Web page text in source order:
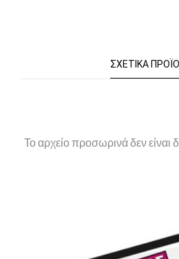
ΣΧΕΤΙΚΆ
Το αρχείο προσωρινά δεν είναι